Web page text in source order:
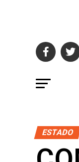
ESTADO